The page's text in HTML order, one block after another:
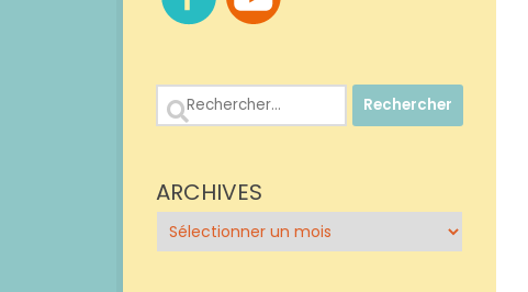
Rechercher :
ARCHIVES
Archives